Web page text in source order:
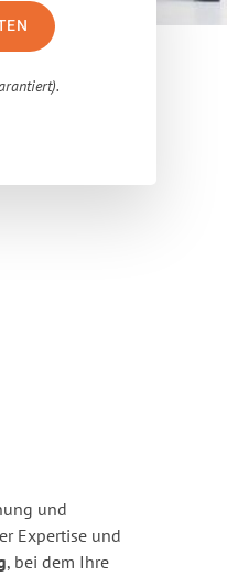
und
Expertise und
, bei dem Ihre